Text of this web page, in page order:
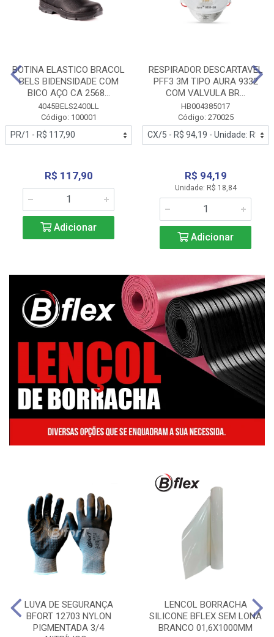
BOTINA ELASTICO BRACOL
BELS BIDENSIDADE COM
BICO AÇO CA 2568...
4045BELS2400LL
Código: 100001
R$ 117,90
Adicionar
RESPIRADOR DESCARTAVEL
PFF3 3M TIPO AURA 9332
COM VALVULA BR...
HB004385017
Código: 270025
R$ 94,19
Unidade: R$ 18,84
Adicionar
LUVA DE SEGURANÇA
BFORT 12703 NYLON
PIGMENTADA 3/4
LENCOL BORRACHA
SILICONE BFLEX SEM LONA
BRANCO 01,6X1000MM